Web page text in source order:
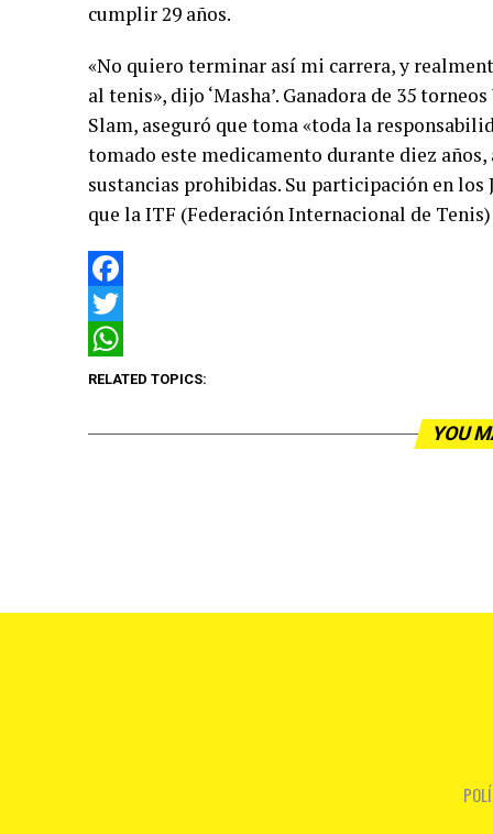
cumplir 29 años.
«No quiero terminar así mi carrera, y
al tenis», dijo ‘Masha’. Ganadora de 35
Slam, aseguró que toma «toda la
tomado este medicamento durante diez
sustancias prohibidas. Su participación en
que la ITF (Federación Internacional de
Facebook
Twitter
WhatsApp
RELATED TOPICS:
YOU